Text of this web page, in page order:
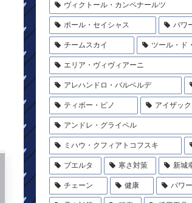
ヴィクトール・カンペナールツ
ポール・セイシャス パワ
チームスカイ ツール・ド
エリア・ヴィヴィアーニ
アレハンドロ・バルベルデ
ティボー・ピノ アイザッ
アンドレ・グライペル
ミハウ・クフィアトコフスキ
ブエルタ 寒さ対策 新城
チェーン 健康 パワ